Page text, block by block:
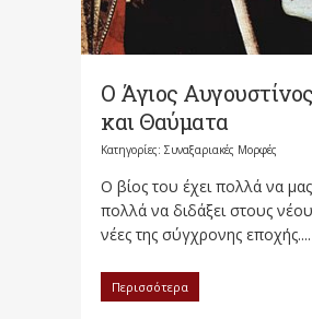
Ο Άγιος
και Θαύματα
Κατηγορίες: Συναξαριακές Μορφές
Ο βίος του έχει πολλά να μας
πολλά να διδάξει στους
νέες της σύγχρονης εποχής....
Περισσότερα